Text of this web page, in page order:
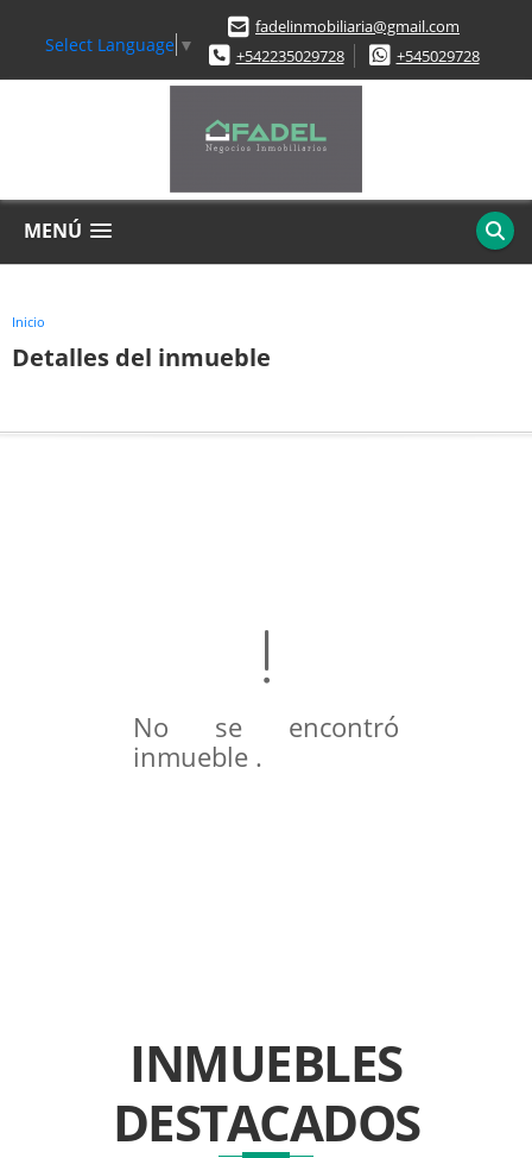
Select Language ▼
fadelinmobiliaria@gmail.com
+542235029728
+545029728
MENÚ
Inicio
Detalles del inmueble
No se encontró
inmueble .
INMUEBLES
DESTACADOS